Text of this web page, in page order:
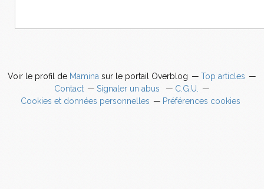
Voir le profil de Mamina sur le portail Overblog
Top articles
Contact
Signaler un abus
C.G.U.
Cookies et données personnelles
Préférences cookies